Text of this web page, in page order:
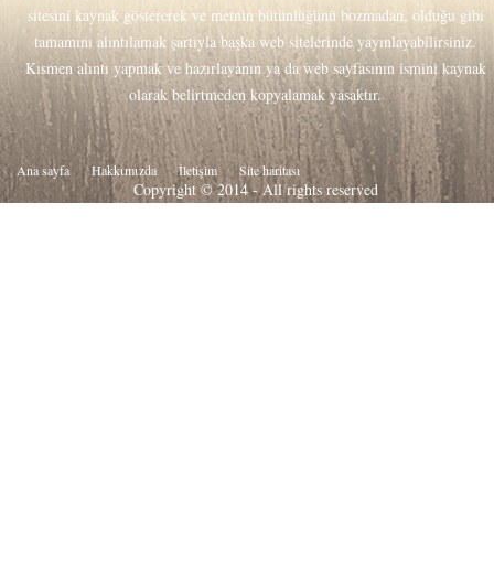
sitesini kaynak göstererek ve metnin bütünlüğünü bozmadan, olduğu gibi
tamamını alıntılamak şartıyla başka web sitelerinde yayınlayabilirsiniz.
Kısmen alıntı yapmak ve hazırlayanın ya da web sayfasının ismini kaynak
olarak belirtmeden kopyalamak yasaktır.
Ana sayfa Hakkιmιzda İletişim Site haritası
Copyright © 2014 - All rights reserved